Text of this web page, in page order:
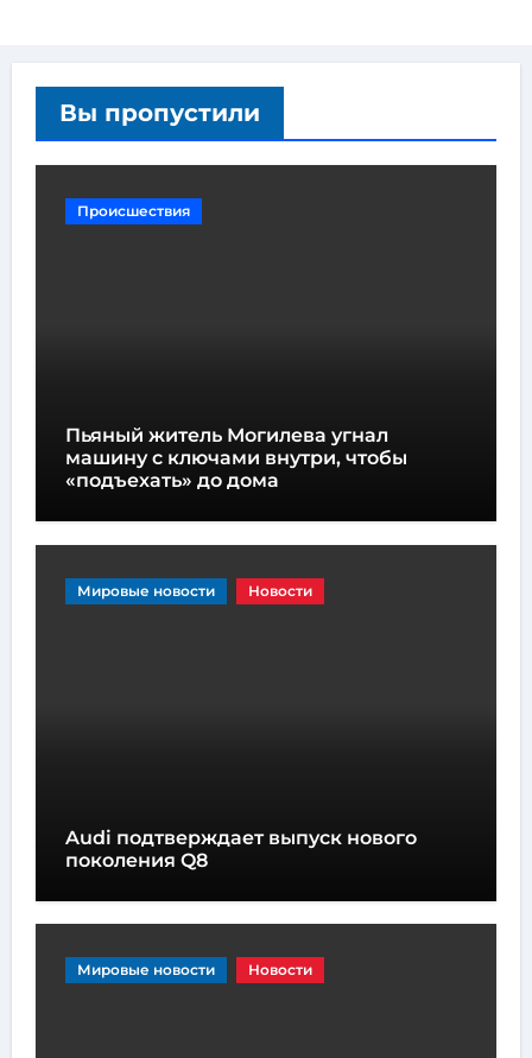
Вы пропустили
Происшествия
Пьяный житель Могилева угнал
машину с ключами внутри, чтобы
«подъехать» до дома
Мировые новости Новости
Audi подтверждает выпуск нового
поколения Q8
Мировые новости Новости